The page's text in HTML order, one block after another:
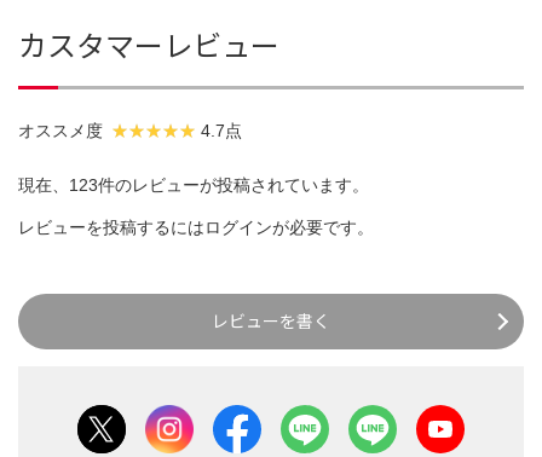
カスタマーレビュー
オススメ度 4.7点
現在、123件のレビューが投稿されています。
レビューを投稿するにはログインが必要です。
レビューを書く